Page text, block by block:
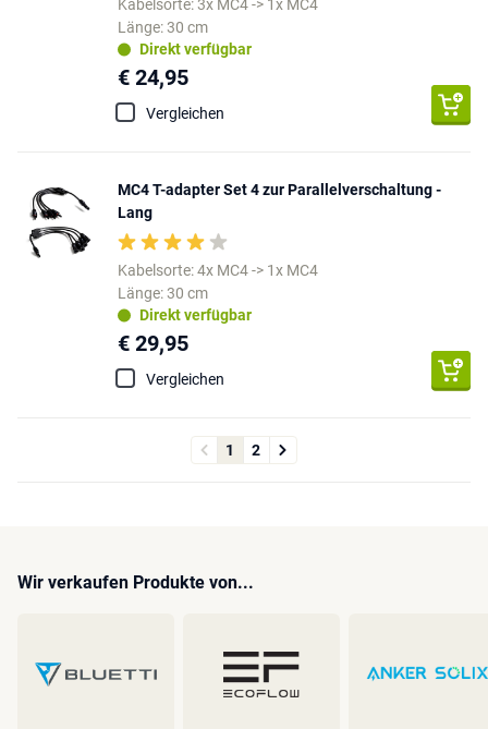
Kabelsorte: 3x MC4 -> 1x MC4
Länge: 30 cm
Direkt verfügbar
€ 24,95
Vergleichen
MC4 T-adapter Set 4 zur Parallelverschaltung -
Lang
Kabelsorte: 4x MC4 -> 1x MC4
Länge: 30 cm
Direkt verfügbar
€ 29,95
Vergleichen
1 2
Wir verkaufen Produkte von...